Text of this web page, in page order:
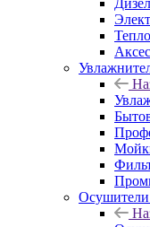
Осушители